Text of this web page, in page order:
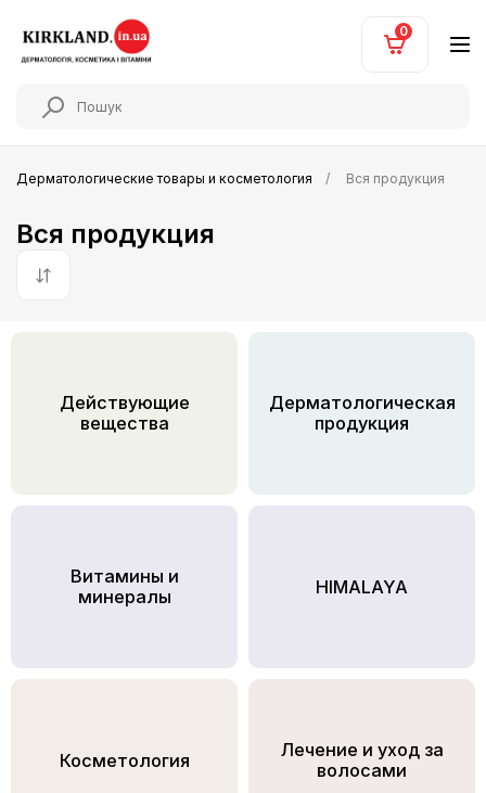
0
Дерматологические товары и косметология Вся продукция
Вся продукция
По умолчанию
Действующие
вещества
Дерматологическая
продукция
Витамины и
минералы
HIMALAYA
Косметология
Лечение и уход за
волосами